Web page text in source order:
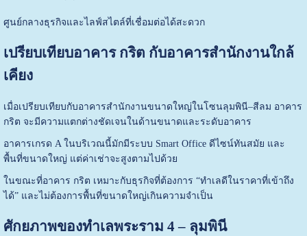
ศูนย์กลางธุรกิจและไลฟ์สไตล์ที่เชื่อมต่อได้สะดวก
เปรียบเทียบอาคาร กริต กับอาคารสำนักงานใกล้
เคียง
เมื่อเปรียบเทียบกับอาคารสำนักงานขนาดใหญ่ในโซนลุมพินี–สีลม อาคาร
กริต จะมีความแตกต่างชัดเจนในด้านขนาดและระดับอาคาร
อาคารเกรด A ในบริเวณนี้มักมีระบบ Smart Office ดีไซน์ทันสมัย และ
พื้นที่ขนาดใหญ่ แต่ค่าเช่าจะสูงตามไปด้วย
ในขณะที่อาคาร กริต เหมาะกับธุรกิจที่ต้องการ “ทำเลดีในราคาที่เข้าถึง
ได้” และไม่ต้องการพื้นที่ขนาดใหญ่เกินความจำเป็น
ศักยภาพของทำเลพระราม 4 – ลุมพินี